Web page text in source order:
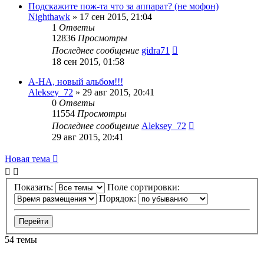
Подскажите пож-та что за аппарат? (не мофон)
Nighthawk » 17 сен 2015, 21:04
1 Ответы
12836 Просмотры
Последнее сообщение gidra71
18 сен 2015, 01:58
A-HA, новый альбом!!!
Aleksey_72 » 29 авг 2015, 20:41
0 Ответы
11554 Просмотры
Последнее сообщение Aleksey_72
29 авг 2015, 20:41
Новая тема
Показать:
Поле сортировки:
Порядок:
54 темы